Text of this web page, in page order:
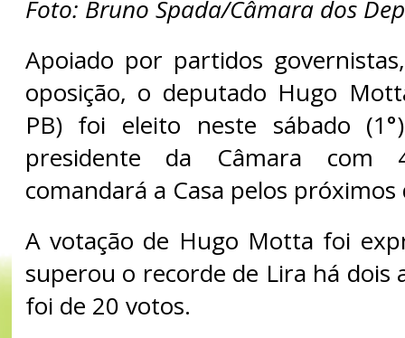
Foto: Bruno Spada/Câmara dos
Apoiado por partidos
oposição, o deputado Hugo
PB) foi eleito neste sábado
presidente da Câmara com
comandará a Casa pelos próximos
A votação de Hugo Motta foi
superou o recorde de Lira há dois
foi de 20 votos.